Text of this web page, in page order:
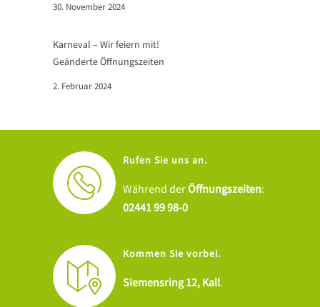
30. November 2024
Karneval – Wir feiern mit!
Geänderte Öffnungszeiten
2. Februar 2024
Rufen Sie uns an.
Während derÖffnungszeiten:
02441 99 98-0
Kommen Sie vorbei.
Siemensring 12, Kall.